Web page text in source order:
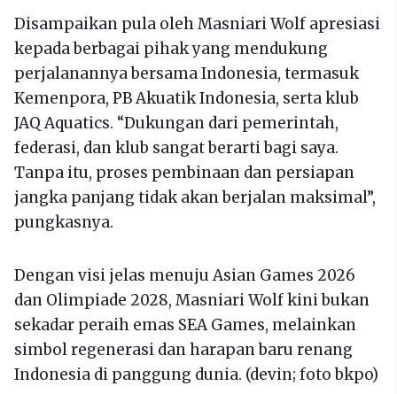
Disampaikan pula oleh Masniari Wolf apresiasi
kepada berbagai pihak yang mendukung
perjalanannya bersama Indonesia, termasuk
Kemenpora, PB Akuatik Indonesia, serta klub
JAQ Aquatics. “Dukungan dari pemerintah,
federasi, dan klub sangat berarti bagi saya.
Tanpa itu, proses pembinaan dan persiapan
jangka panjang tidak akan berjalan maksimal”,
pungkasnya.
Dengan visi jelas menuju Asian Games 2026
dan Olimpiade 2028, Masniari Wolf kini bukan
sekadar peraih emas SEA Games, melainkan
simbol regenerasi dan harapan baru renang
Indonesia di panggung dunia. (devin; foto bkpo)